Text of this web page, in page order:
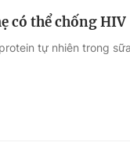
có thể chống HIV
tự nhiên trong